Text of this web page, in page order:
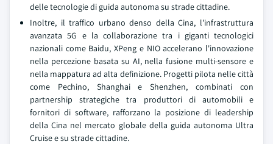
delle tecnologie di guida autonoma su strade cittadine.
Inoltre, il traffico urbano denso della Cina, l'infrastruttura
avanzata 5G e la collaborazione tra i giganti tecnologici
nazionali come Baidu, XPeng e NIO accelerano l'innovazione
nella percezione basata su AI, nella fusione multi-sensore e
nella mappatura ad alta definizione. Progetti pilota nelle città
come Pechino, Shanghai e Shenzhen, combinati con
partnership strategiche tra produttori di automobili e
fornitori di software, rafforzano la posizione di leadership
della Cina nel mercato globale della guida autonoma Ultra
Cruise e su strade cittadine.